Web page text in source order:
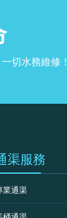
切水務維修！
渠服務
業通渠